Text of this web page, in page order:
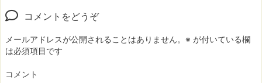
コメントをどうぞ
メールアドレスが公開されることはありません。 ※ が付いている欄
は必須項目です
コメント